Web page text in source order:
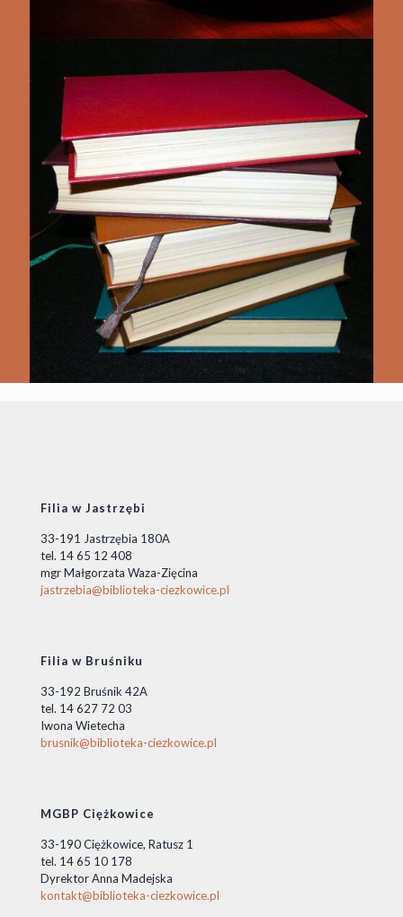
Filia w Jastrzębi
33-191 Jastrzębia 180A
tel. 14 65 12 408
mgr Małgorzata Waza-Zięcina
jastrzebia@biblioteka-ciezkowice.pl
Filia w Bruśniku
33-192 Bruśnik 42A
tel. 14 627 72 03
Iwona Wietecha
brusnik@biblioteka-ciezkowice.pl
MGBP Ciężkowice
33-190 Ciężkowice, Ratusz 1
tel. 14 65 10 178
Dyrektor Anna Madejska
kontakt@biblioteka-ciezkowice.pl